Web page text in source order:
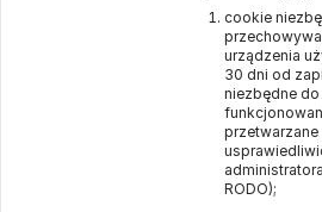
cookie
urządzenia
30 dni od
niezbędne
RODO);